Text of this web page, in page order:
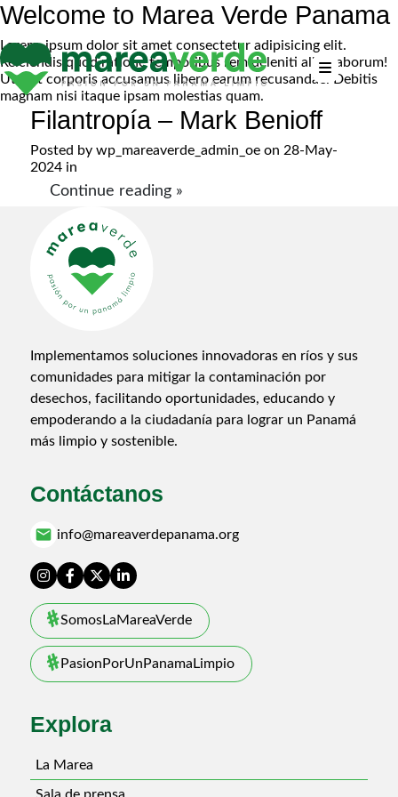
Welcome to Marea Verde Panama
Lorem, ipsum dolor sit amet consectetur adipisicing elit.
Reiciendis quod ratione temporibus rem deleniti alias laborum!
Ut sint corporis accusamus libero earum recusandae. Debitis
magnam nisi itaque ipsam molestias quam.
Filantropía – Mark Benioff
Posted by wp_mareaverde_admin_oeon 28-May-
2024 in
Continue reading »
Implementamos soluciones innovadoras en ríos y sus
comunidades para mitigar la contaminación por
desechos, facilitando oportunidades, educando y
empoderando a la ciudadanía para lograr un Panamá
más limpio y sostenible.
Contáctanos
email info@mareaverdepanama.org
SomosLaMareaVerde
PasionPorUnPanamaLimpio
Explora
La Marea